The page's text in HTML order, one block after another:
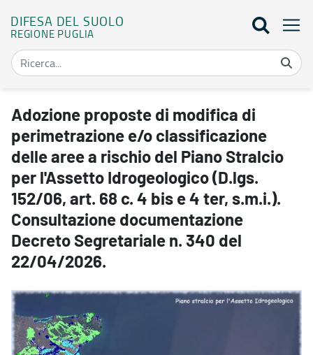
DIFESA DEL SUOLO
REGIONE PUGLIA
Adozione proposte di modifica di perimetrazione e/o
Adozione proposte di modifica di
perimetrazione e/o classificazione
delle aree a rischio del Piano Stralcio
per l'Assetto Idrogeologico (D.lgs.
152/06, art. 68 c. 4 bis e 4 ter, s.m.i.).
Consultazione documentazione
Decreto Segretariale n. 340 del
22/04/2026.